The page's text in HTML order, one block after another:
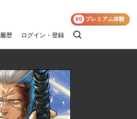
履歴 ログイン・登録
検
¥0 プレミアム体験